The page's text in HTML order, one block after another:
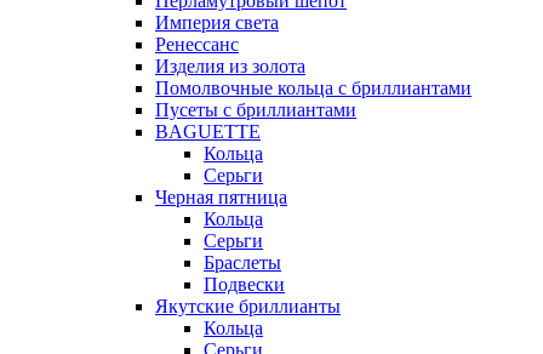
Империя света
Ренессанс
Изделия из золота
Помолвочные кольца с бриллиантами
Пусеты с бриллиантами
BAGUETTE
Кольца
Серьги
Черная пятница
Кольца
Серьги
Браслеты
Подвески
Якутские бриллианты
Кольца
Серьги